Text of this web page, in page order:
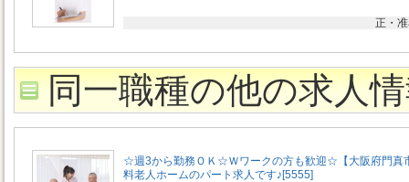
正・
同一職種の他の求人
☆週3から勤務ＯＫ☆Ｗワークの方も歓迎☆【大阪府門真
料老人ホームのパート求人です♪[5555]